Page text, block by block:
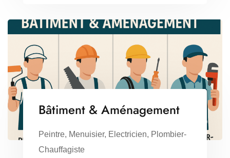
Bâtiment & Aménagement
Peintre, Menuisier, Electricien, Plombier-
Chauffagiste